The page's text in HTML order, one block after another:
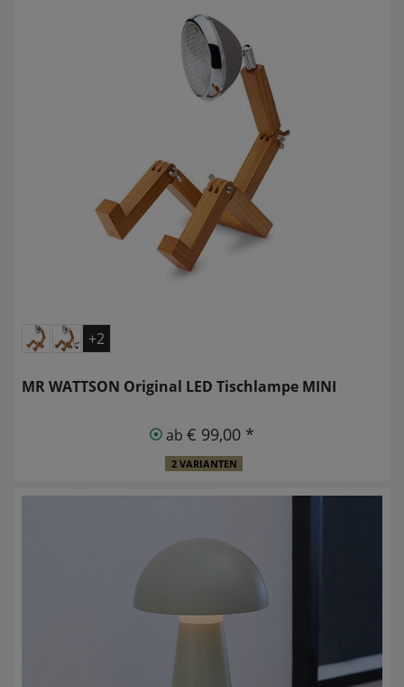
+2
MR WATTSON Original LED Tischlampe MINI
ab € 99,00 *
2 VARIANTEN